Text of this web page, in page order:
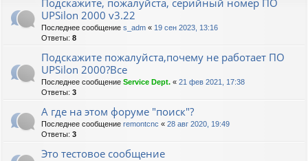
Подскажите, пожалуйста, серийный номер ПО
UPSilon 2000 v3.22
Последнее сообщение s_adm « 19 сен 2023, 13:16
Ответы: 8
Подскажите пожалуйста,почему не работает ПО
UPSilon 2000?Все
Последнее сообщение Service Dept. « 21 фев 2021, 17:38
Ответы: 3
А где на этом форуме "поиск"?
Последнее сообщение remontcnc « 28 авг 2020, 19:49
Ответы: 3
Это тестовое сообщение